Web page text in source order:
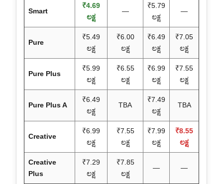
Smart
₹4.69
ಲಕ್ಷ
—
₹5.79
ಲಕ್ಷ
—
Pure
₹5.49
ಲಕ್ಷ
₹6.00
ಲಕ್ಷ
₹6.49
ಲಕ್ಷ
₹7.05
ಲಕ್ಷ
Pure Plus
₹5.99
ಲಕ್ಷ
₹6.55
ಲಕ್ಷ
₹6.99
ಲಕ್ಷ
₹7.55
ಲಕ್ಷ
Pure Plus A
₹6.49
ಲಕ್ಷ
TBA
₹7.49
ಲಕ್ಷ
TBA
Creative
₹6.99
ಲಕ್ಷ
₹7.55
ಲಕ್ಷ
₹7.99
ಲಕ್ಷ
₹8.55
ಲಕ್ಷ
Creative
Plus
₹7.29
ಲಕ್ಷ
₹7.85
ಲಕ್ಷ
— —